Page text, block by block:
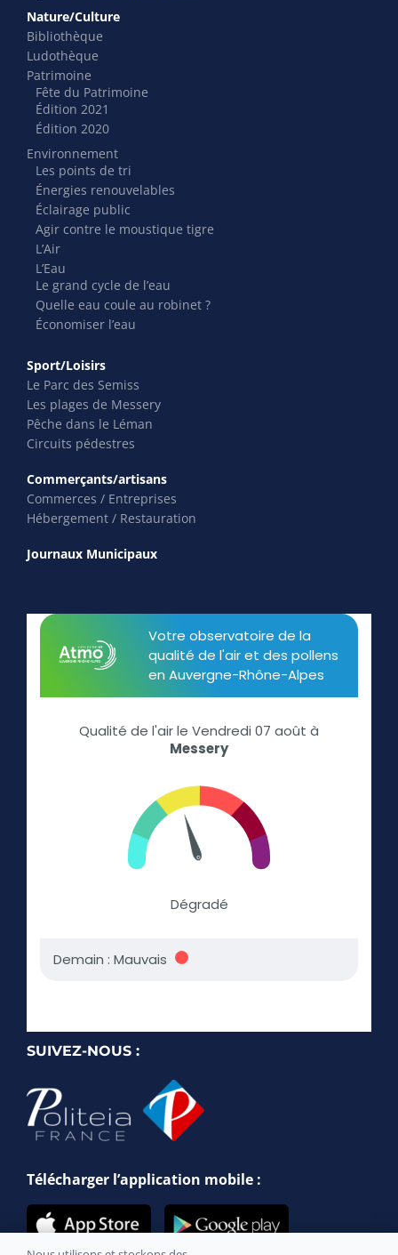
Nature/Culture
Bibliothèque
Ludothèque
Patrimoine
Fête du Patrimoine
Édition 2021
Édition 2020
Environnement
Les points de tri
Énergies renouvelables
Éclairage public
Agir contre le moustique tigre
L’Air
L’Eau
Le grand cycle de l’eau
Quelle eau coule au robinet ?
Économiser l’eau
Sport/Loisirs
Le Parc des Semiss
Les plages de Messery
Pêche dans le Léman
Circuits pédestres
Commerçants/artisans
Commerces / Entreprises
Hébergement / Restauration
Journaux Municipaux
SUIVEZ-NOUS :
Télécharger l’application mobile :